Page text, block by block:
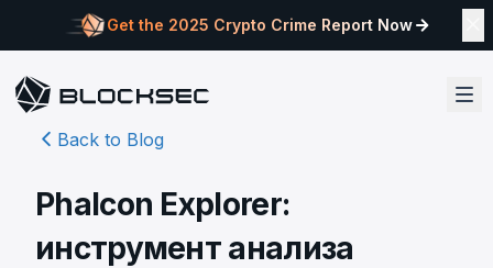
Get the 2025 Crypto Crime Report Now
Back to Blog
Phalcon Explorer:
инструмент анализа